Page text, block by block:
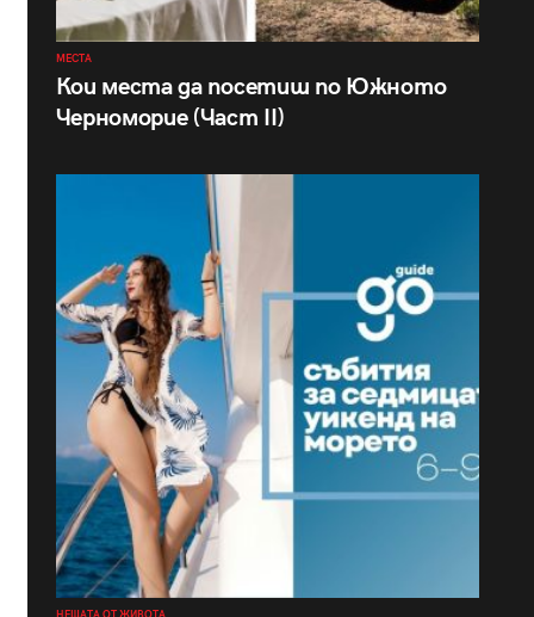
МЕСТА
Кои места да посетиш по Южното
Черноморие (Част II)